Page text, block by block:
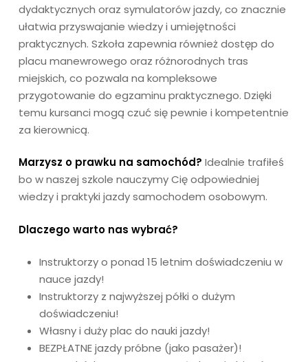
dydaktycznych oraz symulatorów jazdy, co znacznie
ułatwia przyswajanie wiedzy i umiejętności
praktycznych. Szkoła zapewnia również dostęp do
placu manewrowego oraz różnorodnych tras
miejskich, co pozwala na kompleksowe
przygotowanie do egzaminu praktycznego. Dzięki
temu kursanci mogą czuć się pewnie i kompetentnie
za kierownicą.
Marzysz o prawku na samochód? Idealnie trafiłeś
bo w naszej szkole nauczymy Cię odpowiedniej
wiedzy i praktyki jazdy samochodem osobowym.
Dlaczego warto nas wybrać?
Instruktorzy o ponad 15 letnim doświadczeniu w
nauce jazdy!
Instruktorzy z najwyższej półki o dużym
doświadczeniu!
Własny i duży plac do nauki jazdy!
BEZPŁATNE jazdy próbne (jako pasażer)!